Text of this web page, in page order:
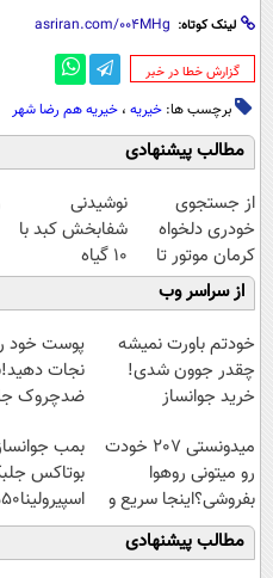
لینک کوتاه:
‌گزارش خطا در خبر
برچسب ها: خیریه ، خیریه هم رضا شهر
مطالب پیشنهادی
از جستجوی
خودری دلخواه
کرمان موتور تا
فروش آن،
ساده، بی واسطه
و مستقیم
نوشیدنی
شفابخش کبد با
10 گیاه
موثر(تخفیف تا
امشب)
از سراسر وب
خودتم باورت نمیشه
چقدر جوون شدی!
خرید جوانساز
ویژه
پوست خود
نجات
ضدچروک
میدونستی 207 خودت
رو میتونی روهوا
بفروشی؟اینجا سریع و
راحت بفروش
بمب
بوتاکس
اسپیرولینا50%تخفیف
مطالب پیشنهادی